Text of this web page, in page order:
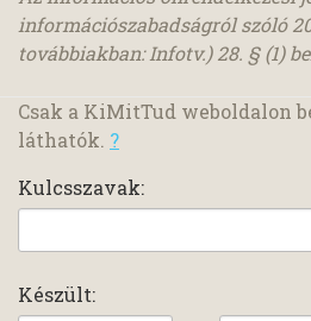
információszabadságról szóló
továbbiakban: Infotv.) 28. § (1)
Csak a KiMitTud weboldalon
láthatók. ?
Kulcsszavak:
Készült: